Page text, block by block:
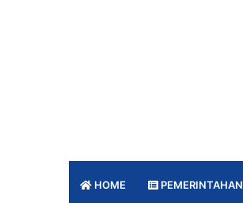
HOME PEMERINTAHAN